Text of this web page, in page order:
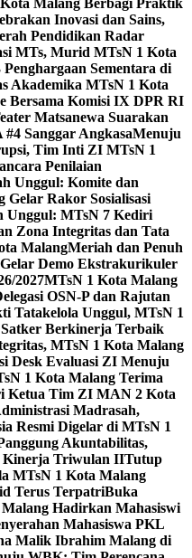
Malang Berbagi Praktik
Inovasi dan Sains,
Pendidikan Radar
MTs, Murid MTsN 1 Kota
Sementara di
Akademika MTsN 1 Kota
Bersama Komisi IX DPR RI
Matsanewa Suarakan
Sanggar AngkasaMenuju
Tim Inti ZI MTsN 1
Penilaian
Unggul: Komite dan
Gelar Rakor Sosialisasi
Unggul: MTsN 7 Kediri
Zona Integritas dan Tata
MalangMeriah dan Penuh
Demo Ekstrakurikuler
2027MTsN 1 Kota Malang
OSN-P dan Rajutan
Tatakelola Unggul, MTsN 1
Berkinerja Terbaik
MTsN 1 Kota Malang
Desk Evaluasi ZI Menuju
1 Kota Malang Terima
Ketua Tim ZI MAN 2 Kota
Madrasah,
Resmi Digelar di MTsN 1
Akuntabilitas,
Kinerja Triwulan IITutup
MTsN 1 Kota Malang
Terus TerpatriBuka
Hadirkan Mahasiswi
Mahasiswa PKL
Malik Ibrahim Malang di